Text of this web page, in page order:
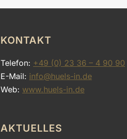
KONTAKT
Telefon: +49 (0) 23 36 – 4 90 90
E-Mail: info@huels-in.de
Web: www.huels-in.de
AKTUELLES